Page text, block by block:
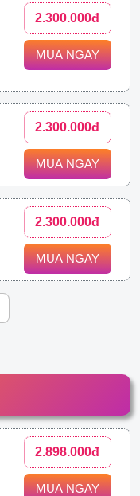
2.300.000đ
MUA NGAY
2.300.000đ
MUA NGAY
2.300.000đ
MUA NGAY
2.898.000đ
MUA NGAY